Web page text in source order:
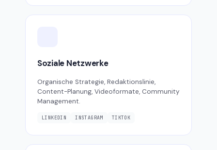
Soziale Netzwerke
Organische Strategie, Redaktionslinie,
Content-Planung, Videoformate, Community
Management.
LINKEDIN INSTAGRAM TIKTOK